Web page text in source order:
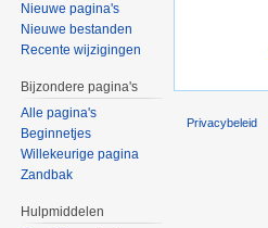
Nieuwe pagina's
Nieuwe bestanden
Recente wijzigingen
Bijzondere pagina's
Alle pagina's
Beginnetjes
Willekeurige pagina
Zandbak
Hulpmiddelen
Privacybeleid